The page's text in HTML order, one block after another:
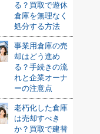
る？買取で遊休
倉庫を無理なく
処分する方法
事業用倉庫の売
却はどう進め
る？手続きの流
れと企業オーナ
ーの注意点
老朽化した倉庫
は売却すべき
か？買取で建替